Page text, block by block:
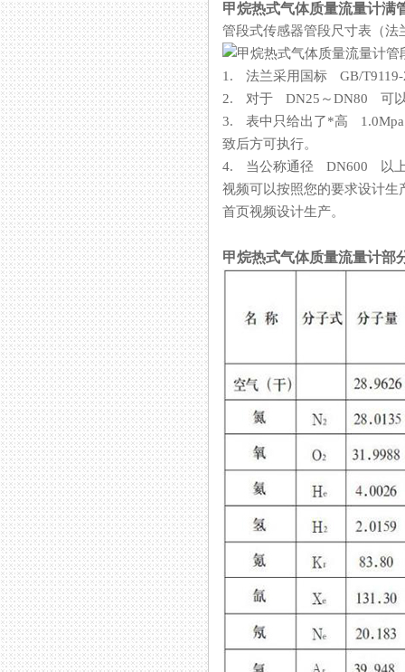
甲烷热式气体质量流量计满
管段式传感器管段尺寸表（法
1. 法兰采用国标 GB/T9119-
2. 对于 DN25～DN80 可以采
3. 表中只给出了*高 1.0Mpa
致后方可执行。
4. 当公称通径 DN600 以上仪
视频可以按照您的要求设计生产
首页视频设计生产。
甲烷热式气体质量流量计部